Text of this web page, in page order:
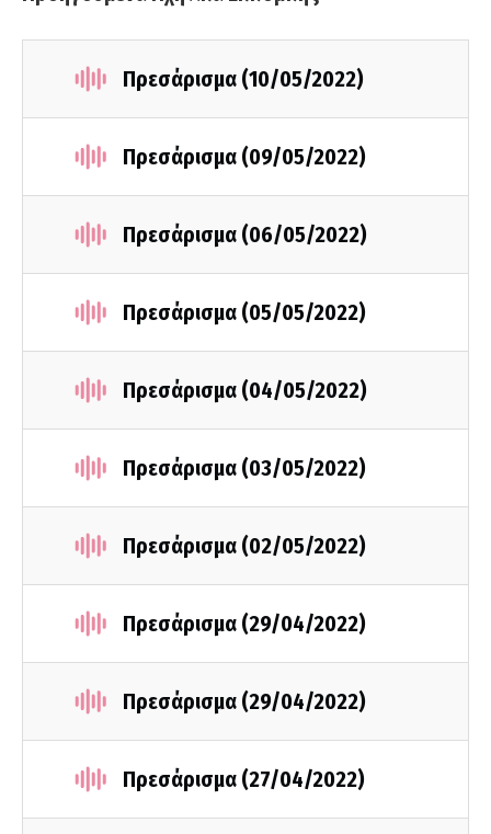
Πρεσάρισμα (10/05/2022)
Πρεσάρισμα (09/05/2022)
Πρεσάρισμα (06/05/2022)
Πρεσάρισμα (05/05/2022)
Πρεσάρισμα (04/05/2022)
Πρεσάρισμα (03/05/2022)
Πρεσάρισμα (02/05/2022)
Πρεσάρισμα (29/04/2022)
Πρεσάρισμα (29/04/2022)
Πρεσάρισμα (27/04/2022)